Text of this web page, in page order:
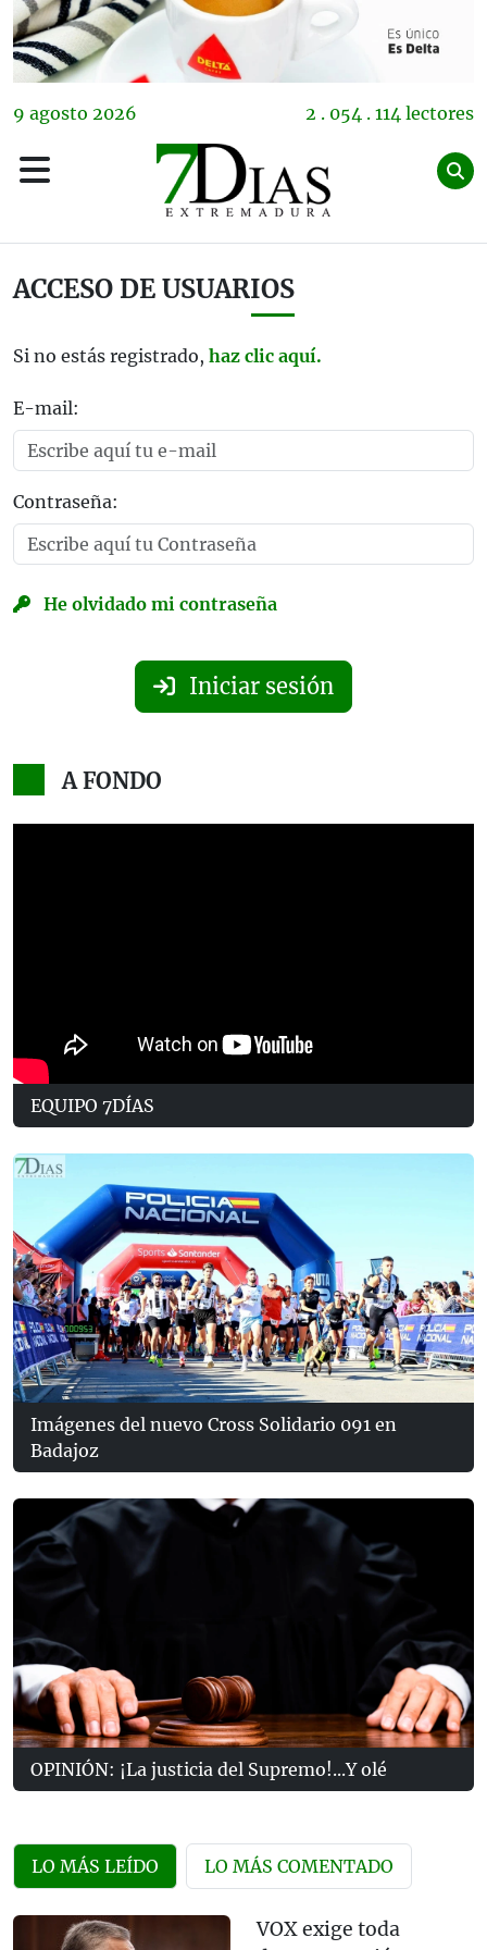
9 agosto 2026 2 . 054 . 114 lectores
ACCESO DE USUARIOS
Si no estás registrado, haz clic aquí.
E-mail:
Contraseña:
He olvidado mi contraseña
Iniciar sesión
A FONDO
EQUIPO 7DÍAS
Imágenes del nuevo Cross Solidario 091 en
Badajoz
OPINIÓN: ¡La justicia del Supremo!...Y olé
LO MÁS LEÍDO LO MÁS COMENTADO
VOX exige toda